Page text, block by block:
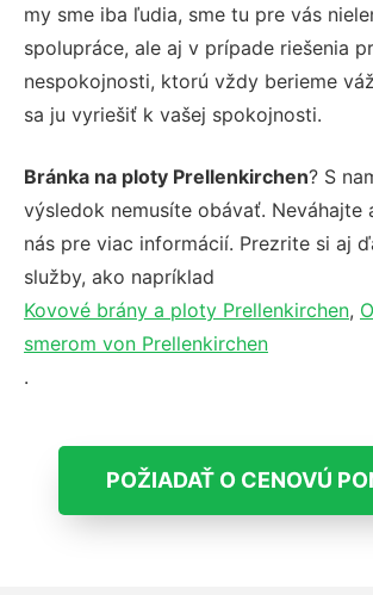
my sme iba ľudia, sme tu pre vás
spolupráce, ale aj v prípade riešenia
nespokojnosti, ktorú vždy berieme
sa ju vyriešiť k vašej spokojnosti.
Bránka na ploty Prellenkirchen? S
výsledok nemusíte obávať. Neváhajte
nás pre viac informácií. Prezrite si aj
služby, ako napríklad
Kovové brány a ploty Prellenkirchen,
smerom von Prellenkirchen
.
POŽIADAŤ O CENOVÚ